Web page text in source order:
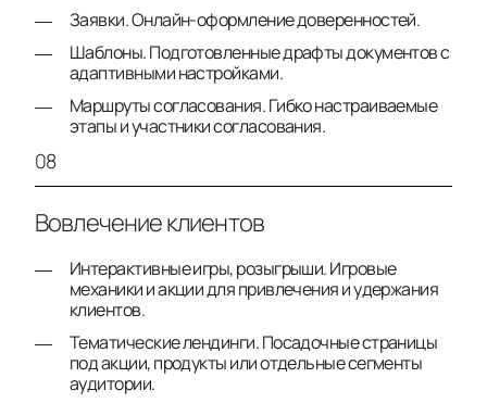
Заявки. Онлайн-оформление доверенностей.
Шаблоны. Подготовленные драфты документов с
адаптивными настройками.
Маршруты согласования. Гибко настраиваемые
этапы и участники согласования.
08
Вовлечение клиентов
Интерактивные игры, розыгрыши. Игровые
механики и акции для привлечения и удержания
клиентов.
Тематические лендинги. Посадочные страницы
под акции, продукты или отдельные сегменты
аудитории.